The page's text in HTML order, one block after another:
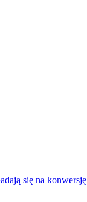
się na konwersję